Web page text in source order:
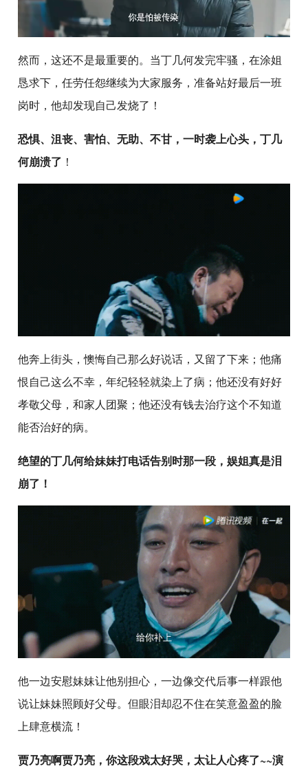
然而，这还不是最重要的。当丁几何发完牢骚，在涂姐
恳求下，任劳任怨继续为大家服务，准备站好最后一班
岗时，他却发现自己发烧了！
恐惧、沮丧、害怕、无助、不甘，一时袭上心头，丁几
何崩溃了 ！
他奔上街头，懊悔自己那么好说话，又留了下来；他痛
恨自己这么不幸，年纪轻轻就染上了病；他还没有好好
孝敬父母，和家人团聚；他还没有钱去治疗这个不知道
能否治好的病。
绝望的丁几何给妹妹打电话告别时那一段，娱姐真是泪
崩了！
他一边安慰妹妹让他别担心，一边像交代后事一样跟他
说让妹妹照顾好父母。但眼泪却忍不住在笑意盈盈的脸
上肆意横流！
贾乃亮啊贾乃亮，你这段戏太好哭，太让人心疼了~~演